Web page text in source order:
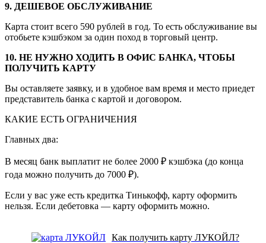
9. ДЕШЕВОЕ ОБСЛУЖИВАНИЕ
Карта стоит всего 590 рублей в год. То есть обслуживание вы
отобьете кэшбэком за один поход в торговый центр.
10. НЕ НУЖНО ХОДИТЬ В ОФИС БАНКА, ЧТОБЫ
ПОЛУЧИТЬ КАРТУ
Вы оставляете заявку, и в удобное вам время и место приедет
представитель банка с картой и договором.
КАКИЕ ЕСТЬ ОГРАНИЧЕНИЯ
Главных два:
В месяц банк выплатит не более 2000 ₽ кэшбэка (до конца
года можно получить до 7000 ₽).
Если у вас уже есть кредитка Тинькофф, карту оформить
нельзя. Если дебетовка — карту оформить можно.
Как получить карту ЛУКОЙЛ?